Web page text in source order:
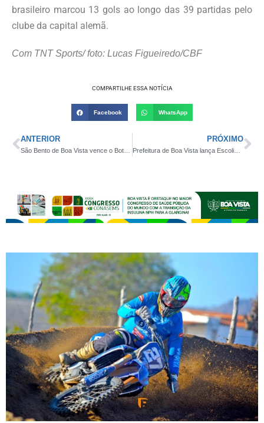
brasileiro marcou 13 gols ao longo das 39 partidas pelo
clube da capital alemã.
Com TNT Sports/ foto: Lucas Figueiredo/CBF
COMPARTILHE ESSA NOTÍCIA
Facebook WhatsApp
ANTERIOR PRÓXIMO
Prefeitura de Boa Vista lança Escolinha Municipal de Esportes e projeto beneficiará crianças de 7 a 14 anos de idade